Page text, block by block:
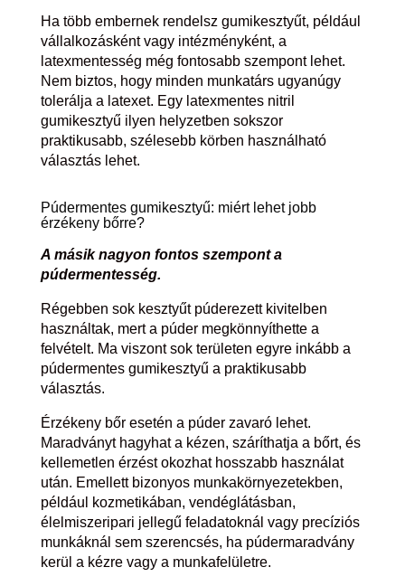
Ha több embernek rendelsz gumikesztyűt, például
vállalkozásként vagy intézményként, a
latexmentesség még fontosabb szempont lehet.
Nem biztos, hogy minden munkatárs ugyanúgy
tolerálja a latexet. Egy latexmentes nitril
gumikesztyű ilyen helyzetben sokszor
praktikusabb, szélesebb körben használható
választás lehet.
Púdermentes gumikesztyű: miért lehet jobb
érzékeny bőrre?
A másik nagyon fontos szempont a
púdermentesség.
Régebben sok kesztyűt púderezett kivitelben
használtak, mert a púder megkönnyíthette a
felvételt. Ma viszont sok területen egyre inkább a
púdermentes gumikesztyű a praktikusabb
választás.
Érzékeny bőr esetén a púder zavaró lehet.
Maradványt hagyhat a kézen, száríthatja a bőrt, és
kellemetlen érzést okozhat hosszabb használat
után. Emellett bizonyos munkakörnyezetekben,
például kozmetikában, vendéglátásban,
élelmiszeripari jellegű feladatoknál vagy precíziós
munkáknál sem szerencsés, ha púdermaradvány
kerül a kézre vagy a munkafelületre.